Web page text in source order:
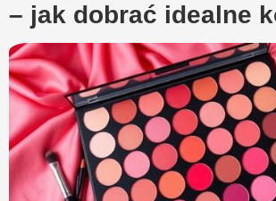
– jak dobrać idealne